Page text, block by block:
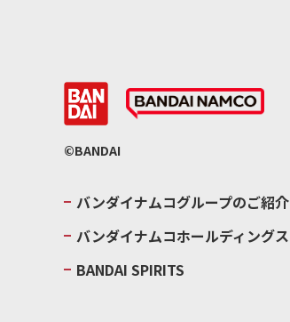
©BANDAI
バンダイナムコグループのご紹介
バンダイナムコホールディングス
BANDAI SPIRITS